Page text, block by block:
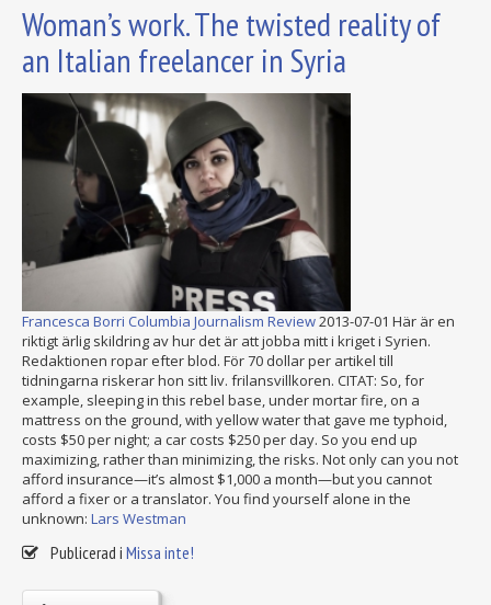
Woman’s work. The twisted reality of
an Italian freelancer in Syria
Francesca Borri Columbia Journalism Review2013-07-01 Här är en
riktigt ärlig skildring av hur det är att jobba mitt i kriget i Syrien.
Redaktionen ropar efter blod. För 70 dollar per artikel till
tidningarna riskerar hon sitt liv. frilansvillkoren. CITAT: So, for
example, sleeping in this rebel base, under mortar fire, on a
mattress on the ground, with yellow water that gave me typhoid,
costs $50 per night; a car costs $250 per day. So you end up
maximizing, rather than minimizing, the risks. Not only can you not
afford insurance—it’s almost $1,000 a month—but you cannot
afford a fixer or a translator. You find yourself alone in the
unknown: Lars Westman
Publicerad i Missa inte!